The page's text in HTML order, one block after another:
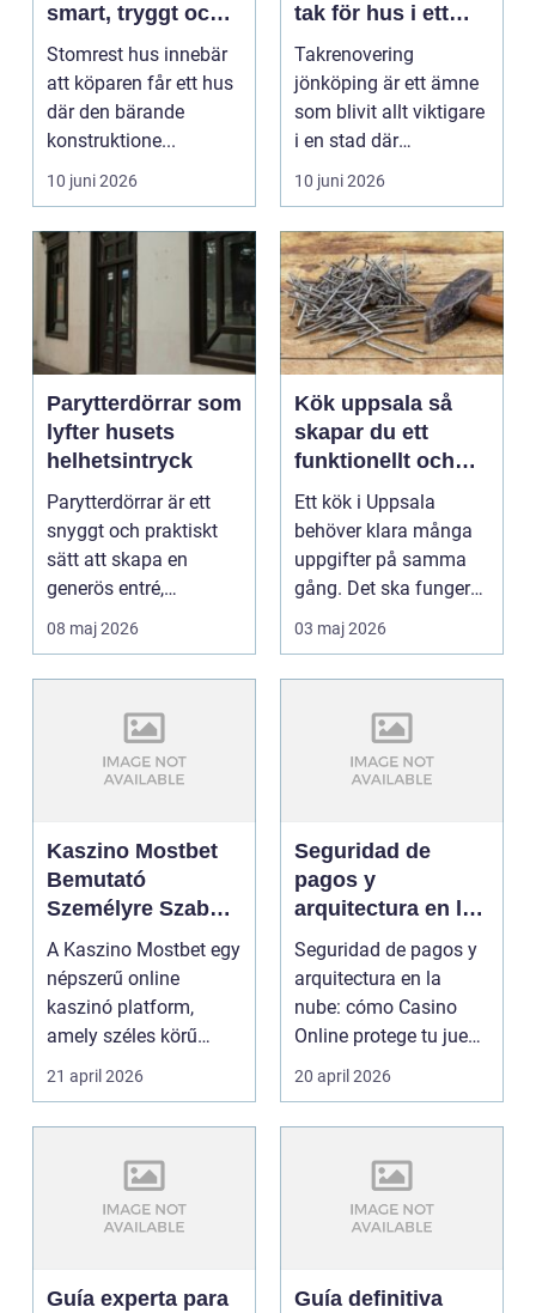
smart, tryggt och
flexibelt
Stomrest hus innebär
att köparen får ett hus
där den bärande
konstruktione...
10 juni 2026
tak för hus i ett
utsatt klimat
Takrenovering
jönköping är ett ämne
som blivit allt viktigare
i en stad där
väderväxlingar,
10 juni 2026
Parytterdörrar som
lyfter husets
helhetsintryck
Parytterdörrar är ett
snyggt och praktiskt
sätt att skapa en
generös entré,
samtidigt som huset
08 maj 2026
Kök uppsala så
skapar du ett
funktionellt och
personligt kök
Ett kök i Uppsala
behöver klara många
uppgifter på samma
gång. Det ska fungera
i vardagen, hålla för...
03 maj 2026
Kaszino Mostbet
Bemutató
Személyre Szabott
Áttekintés
A Kaszino Mostbet egy
népszerű online
kaszinó platform,
amely széles körű
játékkínálatával és
21 april 2026
Seguridad de
pagos y
arquitectura en la
nube: cómo
Casino Online
protege tu juego
Seguridad de pagos y
arquitectura en la
nube: cómo Casino
Online protege tu juego
Los jugadores de ...
20 april 2026
Guía experta para
Guía definitiva